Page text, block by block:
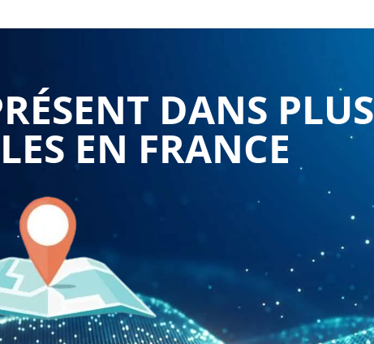
de la Supply Chain,
comment optimiser les
de la demande, comment
produits.
les ruptures de stock et
qualité de service et comment
aux participants de
la Supply Chain, comme la
investissement important pour
DANS PLUS
EN FRANCE